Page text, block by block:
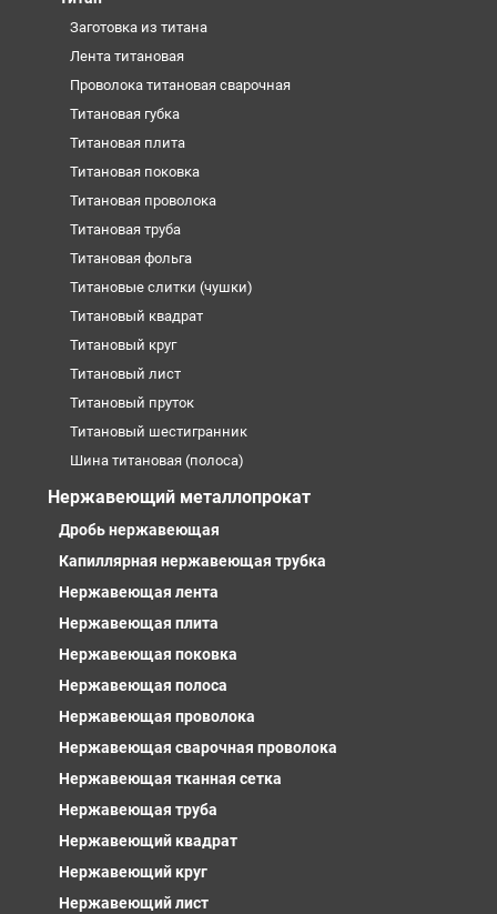
Заготовка из титана
Лента титановая
Проволока титановая сварочная
Титановая губка
Титановая плита
Титановая поковка
Титановая проволока
Титановая труба
Титановая фольга
Титановые слитки (чушки)
Титановый квадрат
Титановый круг
Титановый лист
Титановый пруток
Титановый шестигранник
Шина титановая (полоса)
Нержавеющий металлопрокат
Дробь нержавеющая
Капиллярная нержавеющая трубка
Нержавеющая лента
Нержавеющая плита
Нержавеющая поковка
Нержавеющая полоса
Нержавеющая проволока
Нержавеющая сварочная проволока
Нержавеющая тканная сетка
Нержавеющая труба
Нержавеющий квадрат
Нержавеющий круг
Нержавеющий лист